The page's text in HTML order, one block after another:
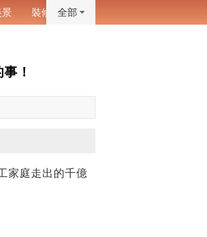
景 裝修 寵物
全部
！
家庭走出的千億